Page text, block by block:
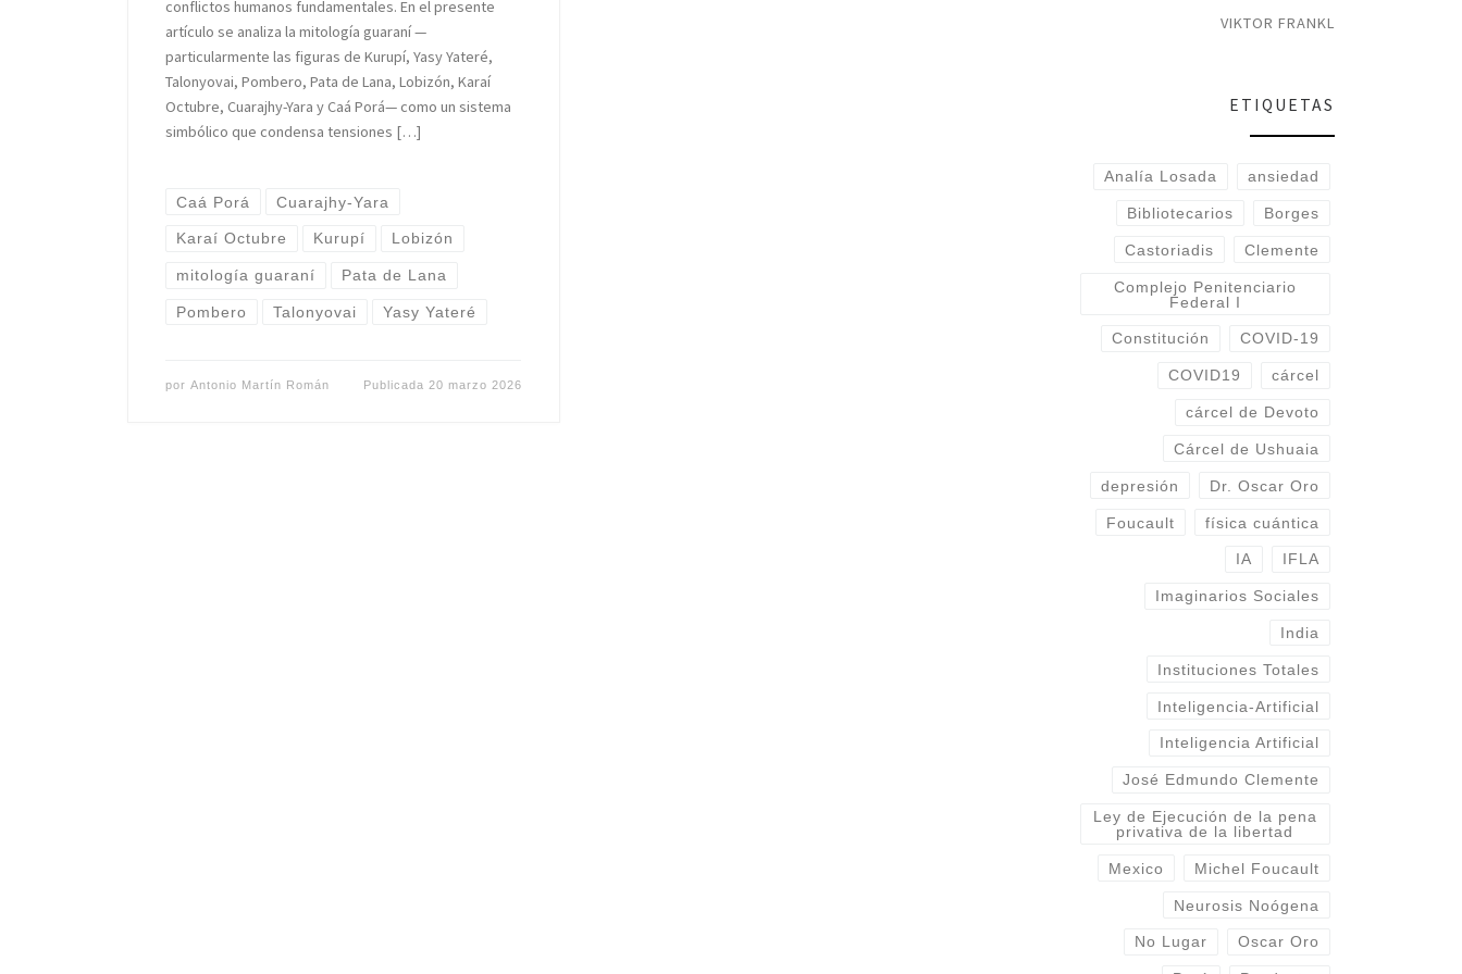
conflictos humanos fundamentales. En el presente
artículo se analiza la mitología guaraní —
particularmente las figuras de Kurupí, Yasy Yateré,
Talonyovai, Pombero, Pata de Lana, Lobizón, Karaí
Octubre, Cuarajhy-Yara y Caá Porá— como un sistema
simbólico que condensa tensiones […]
Caá Porá Cuarajhy-Yara
Karaí Octubre Kurupí Lobizón
mitología guaraní Pata de Lana
Pombero Talonyovai Yasy Yateré
por Antonio Martín Román Publicada 20 marzo 2026
VIKTOR FRANKL
ETIQUETAS
Analía Losada ansiedad
Bibliotecarios Borges
Castoriadis Clemente
Complejo Penitenciario
Federal I
Constitución COVID-19
COVID19 cárcel
cárcel de Devoto
Cárcel de Ushuaia
depresión Dr. Oscar Oro
Foucault física cuántica
IA IFLA
Imaginarios Sociales
India
Instituciones Totales
Inteligencia-Artificial
Inteligencia Artificial
José Edmundo Clemente
Ley de Ejecución de la pena
privativa de la libertad
Mexico Michel Foucault
Neurosis Noógena
No Lugar Oscar Oro